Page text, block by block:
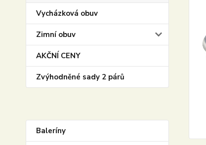
Vycházková obuv
Zimní obuv
AKČNÍ CENY
Zvýhodněné sady 2 párů
Baleríny